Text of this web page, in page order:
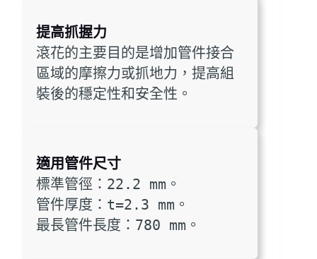
提高抓握力
滾花的主要目的是增加管件接合
區域的摩擦力或抓地力，提高組
裝後的穩定性和安全性。
適用管件尺寸
標準管徑：22.2 mm。
管件厚度：t=2.3 mm。
最長管件長度：780 mm。